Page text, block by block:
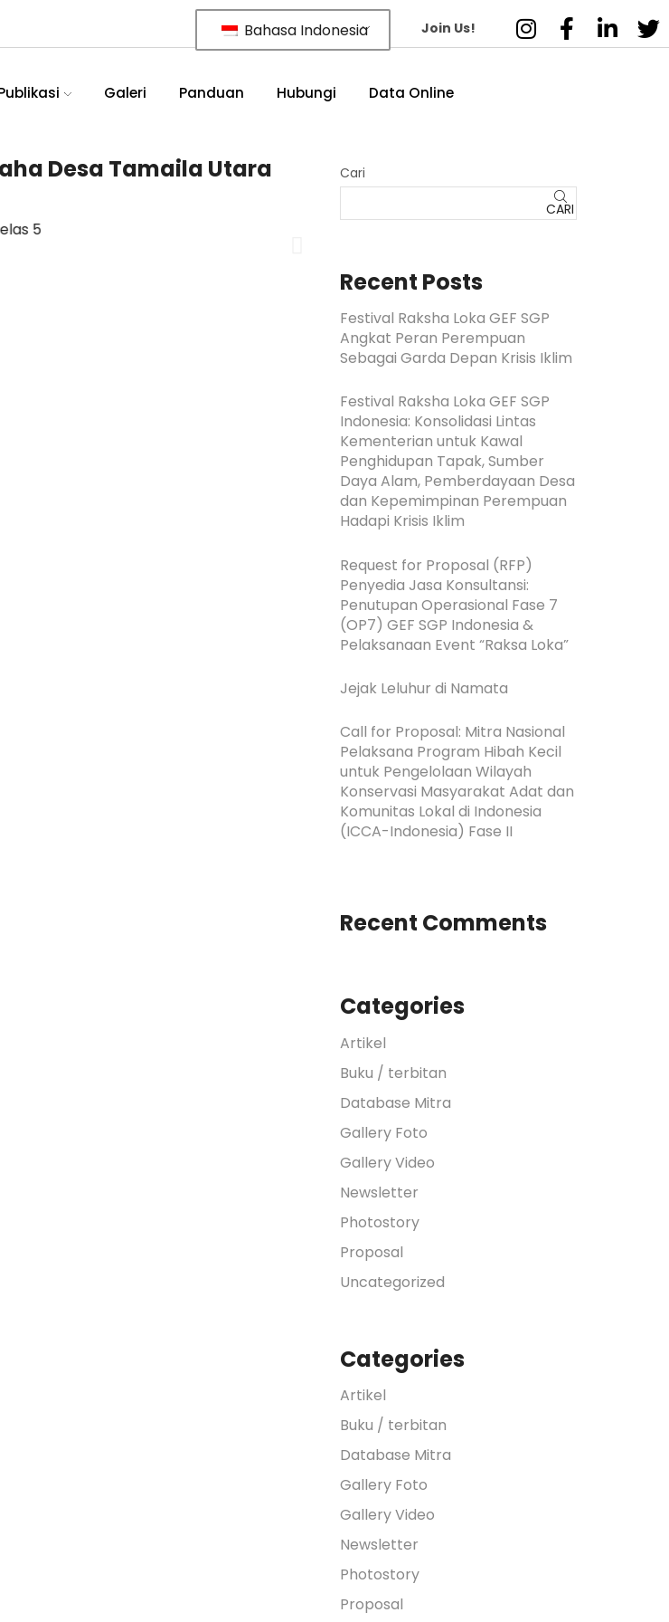
Bahasa Indonesia Join Us!
Galeri Panduan Hubungi Data Online
Desa Tamaila Utara Cari
CARI
Recent Posts
Festival Raksha Loka GEF SGP
Angkat Peran Perempuan
Sebagai Garda Depan Krisis Iklim
Festival Raksha Loka GEF SGP
Indonesia: Konsolidasi Lintas
Kementerian untuk Kawal
Penghidupan Tapak, Sumber
Daya Alam, Pemberdayaan Desa
dan Kepemimpinan Perempuan
Hadapi Krisis Iklim
Request for Proposal (RFP)
Penyedia Jasa Konsultansi:
Penutupan Operasional Fase 7
(OP7) GEF SGP Indonesia &
Pelaksanaan Event “Raksa Loka”
Jejak Leluhur di Namata
Call for Proposal: Mitra Nasional
Pelaksana Program Hibah Kecil
untuk Pengelolaan Wilayah
Konservasi Masyarakat Adat dan
Komunitas Lokal di Indonesia
(ICCA-Indonesia) Fase II
Recent Comments
Categories
Artikel
Buku / terbitan
Database Mitra
Gallery Foto
Gallery Video
Newsletter
Photostory
Proposal
Uncategorized
Categories
Artikel
Buku / terbitan
Database Mitra
Gallery Foto
Gallery Video
Newsletter
Photostory
Proposal